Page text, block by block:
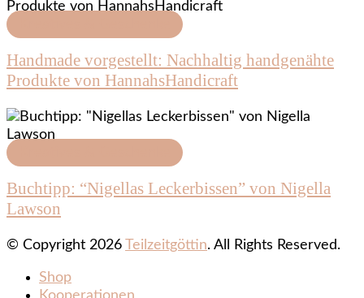
Handmade vorgestellt: Nachhaltig handgenähte
Produkte von HannahsHandicraft
Buchtipp: “Nigellas Leckerbissen” von Nigella
Lawson
© Copyright 2026 Teilzeitgöttin. All Rights Reserved.
Shop